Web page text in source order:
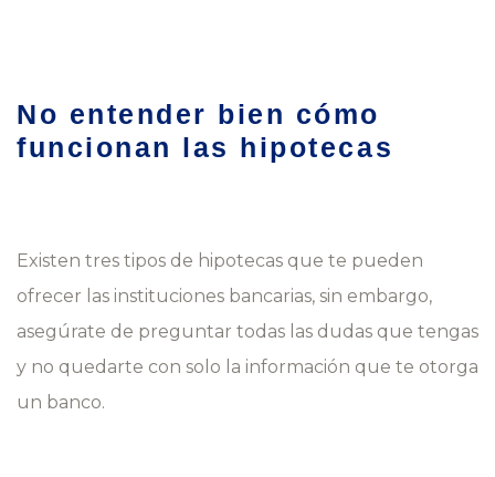
No entender bien cómo
funcionan las hipotecas
Existen tres tipos de hipotecas que te pueden
ofrecer las instituciones bancarias, sin embargo,
asegúrate de preguntar todas las dudas que tengas
y no quedarte con solo la información que te otorga
un banco.